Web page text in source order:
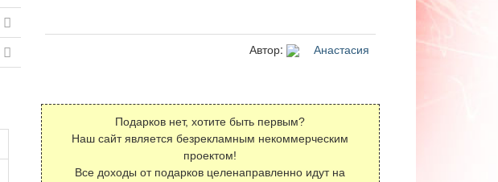
Автор: Анастасия
Подарков нет, хотите быть первым?
Наш сайт является безрекламным некоммерческим
проектом!
Все доходы от подарков целенаправленно идут на